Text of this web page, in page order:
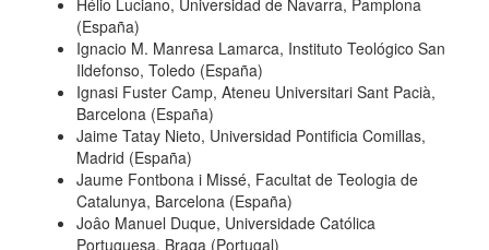
Hélio Luciano, Universidad de Navarra, Pamplona
(España)
Ignacio M. Manresa Lamarca, Instituto Teológico San
Ildefonso, Toledo (España)
Ignasi Fuster Camp, Ateneu Universitari Sant Pacià,
Barcelona (España)
Jaime Tatay Nieto, Universidad Pontificia Comillas,
Madrid (España)
Jaume Fontbona i Missé, Facultat de Teologia de
Catalunya, Barcelona (España)
Joâo Manuel Duque, Universidade Católica
Portuguesa, Braga (Portugal)